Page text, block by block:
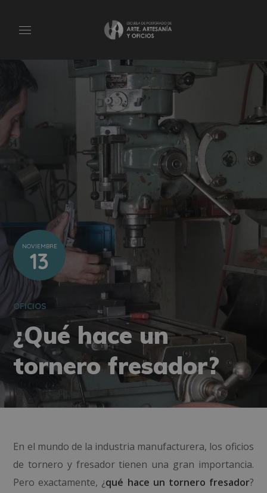
NOVIEMBRE
13
OFICIOS
¿Qué hace un
tornero fresador?
En el mundo de la industria manufacturera, los oficios
de tornero y fresador tienen una gran importancia.
Pero exactamente, ¿qué hace un tornero fresador?